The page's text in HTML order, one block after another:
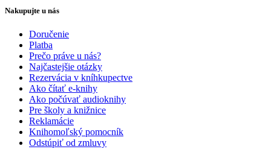
Nakupujte u nás
Doručenie
Platba
Prečo práve u nás?
Najčastejšie otázky
Rezervácia v kníhkupectve
Ako čítať e-knihy
Ako počúvať audioknihy
Pre školy a knižnice
Reklamácie
Knihomoľský pomocník
Odstúpiť od zmluvy